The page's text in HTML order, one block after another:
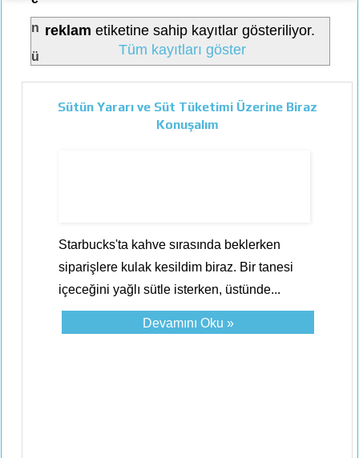
n
ü
reklam etiketine sahip kayıtlar gösteriliyor.
Tüm kayıtları göster
Sütün Yararı ve Süt Tüketimi Üzerine Biraz
Konuşalım
Starbucks'ta kahve sırasında beklerken
siparişlere kulak kesildim biraz. Bir tanesi
içeceğini yağlı sütle isterken, üstünde...
Devamını Oku »